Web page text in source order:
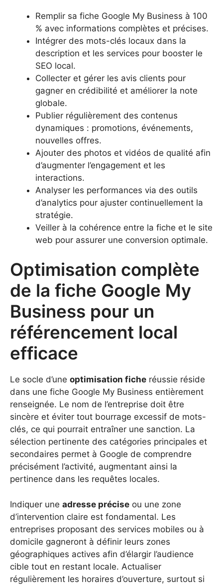
Remplir sa fiche Google My Business à 100
% avec informations complètes et précises.
Intégrer des mots-clés locaux dans la
description et les services pour booster le
SEO local.
Collecter et gérer les avis clients pour
gagner en crédibilité et améliorer la note
globale.
Publier régulièrement des contenus
dynamiques : promotions, événements,
nouvelles offres.
Ajouter des photos et vidéos de qualité afin
d’augmenter l’engagement et les
interactions.
Analyser les performances via des outils
d’analytics pour ajuster continuellement la
stratégie.
Veiller à la cohérence entre la fiche et le site
web pour assurer une conversion optimale.
Optimisation complète
de la fiche Google My
Business pour un
référencement local
efficace
Le socle d’une optimisation fiche réussie réside
dans une fiche Google My Business entièrement
renseignée. Le nom de l’entreprise doit être
sincère et éviter tout bourrage excessif de mots-
clés, ce qui pourrait entraîner une sanction. La
sélection pertinente des catégories principales et
secondaires permet à Google de comprendre
précisément l’activité, augmentant ainsi la
pertinence dans les requêtes locales.
Indiquer une adresse précise ou une zone
d’intervention claire est fondamental. Les
entreprises proposant des services mobiles ou à
domicile gagneront à définir leurs zones
géographiques actives afin d’élargir l’audience
cible tout en restant locale. Actualiser
régulièrement les horaires d’ouverture, surtout si